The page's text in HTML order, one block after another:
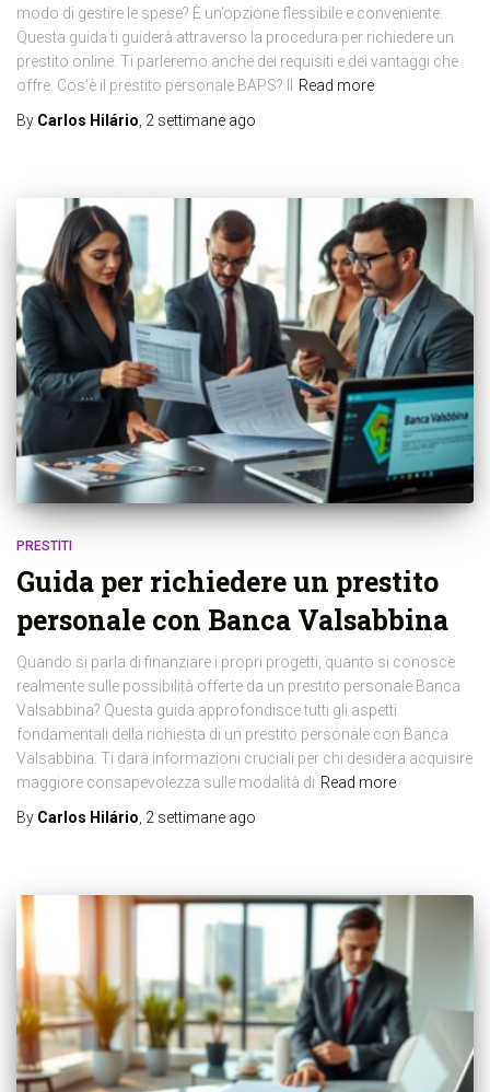
modo di gestire le spese? È un’opzione flessibile e conveniente.
Questa guida ti guiderà attraverso la procedura per richiedere un
prestito online. Ti parleremo anche dei requisiti e dei vantaggi che
offre. Cos’è il prestito personale BAPS? Il
Read more
By Carlos Hilário 2 settimane ago
PRESTITI
Guida per richiedere un prestito
personale con Banca Valsabbina
Quando si parla di finanziare i propri progetti, quanto si conosce
realmente sulle possibilità offerte da un prestito personale Banca
Valsabbina? Questa guida approfondisce tutti gli aspetti
fondamentali della richiesta di un prestito personale con Banca
Valsabbina. Ti darà informazioni cruciali per chi desidera acquisire
maggiore consapevolezza sulle modalità di Read more
By Carlos Hilário 2 settimane ago